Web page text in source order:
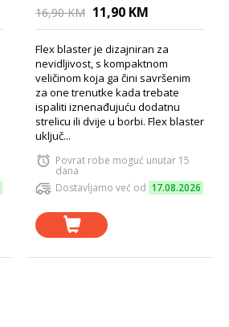
16,90 KM 11,90 KM
Flex blaster je dizajniran za
nevidljivost, s kompaktnom
veličinom koja ga čini savršenim
za one trenutke kada trebate
ispaliti iznenađujuću dodatnu
strelicu ili dvije u borbi. Flex blaster
uključ...
Povrat robe moguć unutar 15
dana
Dostavljamo već od 17.08.2026